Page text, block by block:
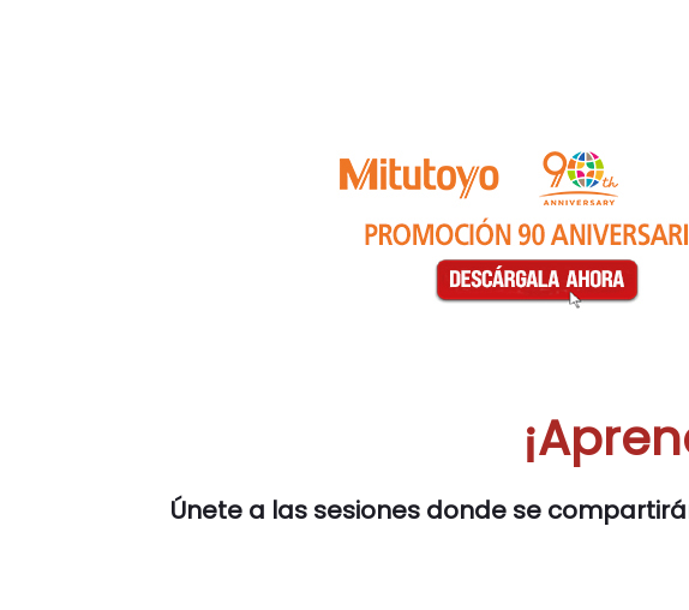
Únete a las sesiones donde se